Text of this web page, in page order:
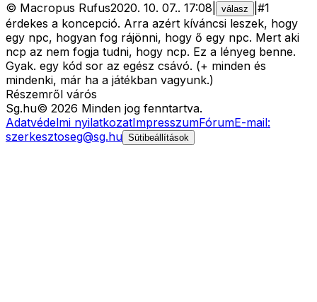
© Macropus Rufus2020. 10. 07.. 17:08 válasz #1
érdekes a koncepció. Arra azért kíváncsi leszek, hogy
egy npc, hogyan fog rájönni, hogy ő egy npc. Mert aki
ncp az nem fogja tudni, hogy ncp. Ez a lényeg benne.
Gyak. egy kód sor az egész csávó. (+ minden és
mindenki, már ha a játékban vagyunk.)
Részemről várós
Sg.hu© 2026 Minden jog fenntartva.
Adatvédelmi nyilatkozatImpresszumFórumE-mail:
szerkesztoseg@sg.hu Sütibeállítások